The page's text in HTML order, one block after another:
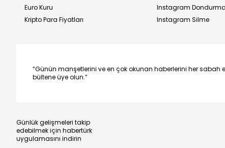
Euro Kuru
Kripto Para Fiyatları
Instagram Dondurma
Instagram Silme
“Günün manşetlerini ve en çok okunan haberlerini her sabah
bültene üye olun.”
Günlük gelişmeleri takip
edebilmek için habertürk
uygulamasını indirin